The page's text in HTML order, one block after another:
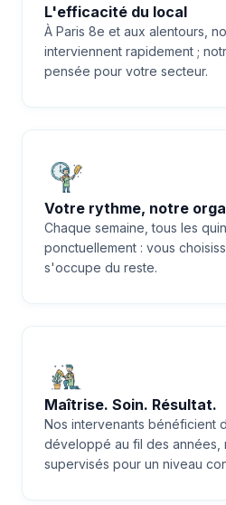
L'efficacité du local
À Paris 8e et aux alentours,
interviennent rapidement ;
pensée pour votre secteur.
Votre rythme, notre
Chaque semaine, tous les
ponctuellement : vous
s'occupe du reste.
Maîtrise. Soin. Résultat.
Nos intervenants bénéficient
développé au fil des années,
supervisés pour un niveau